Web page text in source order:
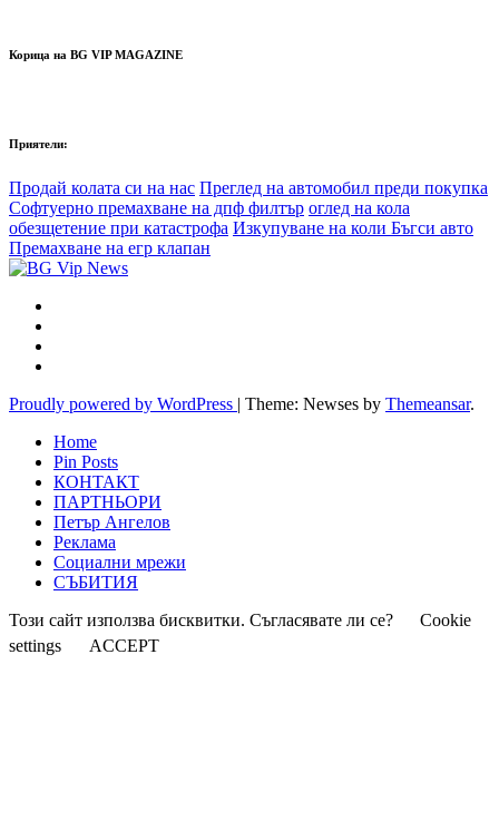
Корица на BG VIP MAGAZINE
Приятели:
Продай колата си на нас Преглед на автомобил преди покупка
Софтуерно премахване на дпф филтър оглед на кола
обезщетение при катастрофа Изкупуване на коли Бъгси авто
Премахване на егр клапан
Proudly powered by WordPress | Theme: Newses by Themeansar.
Home
Pin Posts
КОНТАКТ
ПАРТНЬОРИ
Петър Ангелов
Реклама
Социални мрежи
СЪБИТИЯ
Този сайт използва бисквитки. Съгласявате ли се?
Cookie
settings
ACCEPT